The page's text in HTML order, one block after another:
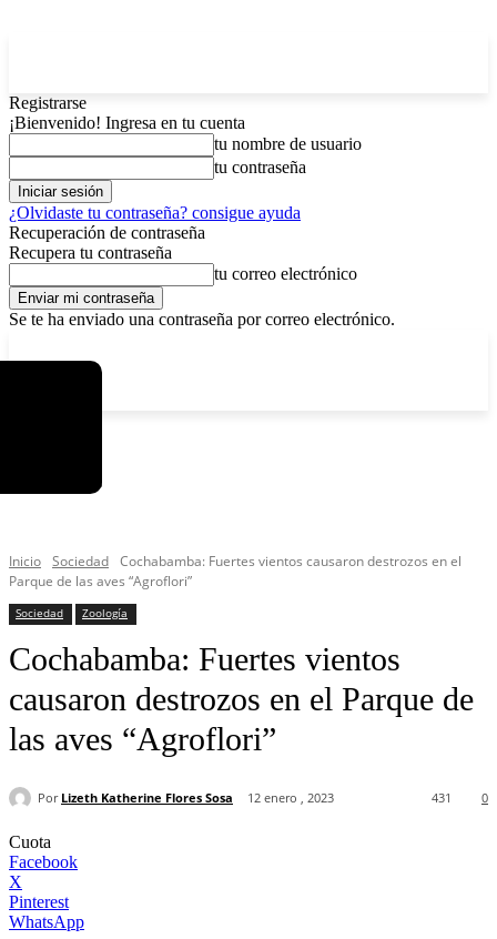
Registrarse
¡Bienvenido! Ingresa en tu cuenta
tu nombre de usuario
tu contraseña
¿Olvidaste tu contraseña? consigue ayuda
Recuperación de contraseña
Recupera tu contraseña
tu correo electrónico
Se te ha enviado una contraseña por correo electrónico.
Inicio Sociedad Cochabamba: Fuertes vientos causaron destrozos en el
Parque de las aves “Agroflori”
Sociedad Zoología
Cochabamba: Fuertes vientos
causaron destrozos en el Parque de
las aves “Agroflori”
Por Lizeth Katherine Flores Sosa 12 enero , 2023 0
431
Cuota
Facebook
X
Pinterest
WhatsApp